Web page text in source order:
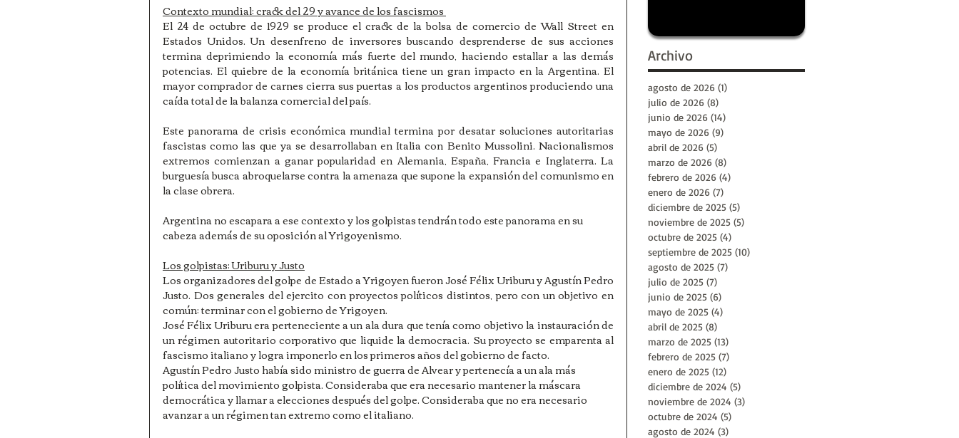
Contexto mundial: crack del 29 y avance de los fascismos
El 24 de octubre de 1929 se produce el crack de la bolsa de comercio de Wall Street en
Estados Unidos. Un desenfreno de inversores buscando desprenderse de sus acciones
termina deprimiendo la economía más fuerte del mundo, haciendo estallar a las demás
potencias. El quiebre de la economía británica tiene un gran impacto en la Argentina. El
mayor comprador de carnes cierra sus puertas a los productos argentinos produciendo una
caída total de la balanza comercial del país.
Este panorama de crisis económica mundial termina por desatar soluciones autoritarias
fascistas como las que ya se desarrollaban en Italia con Benito Mussolini. Nacionalismos
extremos comienzan a ganar popularidad en Alemania, España, Francia e Inglaterra. La
burguesía busca abroquelarse contra la amenaza que supone la expansión del comunismo en
la clase obrera.
Argentina no escapara a ese contexto y los golpistas tendrán todo este panorama en su
cabeza además de su oposición al Yrigoyenismo.
Los golpistas: Uriburu y Justo
Los organizadores del golpe de Estado a Yrigoyen fueron José Félix Uriburu y Agustín Pedro
Justo. Dos generales del ejercito con proyectos políticos distintos, pero con un objetivo en
común: terminar con el gobierno de Yrigoyen.
José Félix Uriburu era perteneciente a un ala dura que tenía como objetivo la instauración de
un régimen autoritario corporativo que liquide la democracia. Su proyecto se emparenta al
fascismo italiano y logra imponerlo en los primeros años del gobierno de facto.
Agustín Pedro Justo había sido ministro de guerra de Alvear y pertenecía a un ala más
política del movimiento golpista. Consideraba que era necesario mantener la máscara
democrática y llamar a elecciones después del golpe. Consideraba que no era necesario
avanzar a un régimen tan extremo como el italiano.
Archivo
agosto de 2026 (1)
julio de 2026 (8)
junio de 2026 (14)
mayo de 2026 (9)
abril de 2026 (5)
marzo de 2026 (8)
febrero de 2026 (4)
enero de 2026 (7)
diciembre de 2025 (5)
noviembre de 2025 (5)
octubre de 2025 (4)
septiembre de 2025 (10)
agosto de 2025 (7)
julio de 2025 (7)
junio de 2025 (6)
mayo de 2025 (4)
abril de 2025 (8)
marzo de 2025 (13)
febrero de 2025 (7)
enero de 2025 (12)
diciembre de 2024 (5)
noviembre de 2024 (3)
octubre de 2024 (5)
agosto de 2024 (3)